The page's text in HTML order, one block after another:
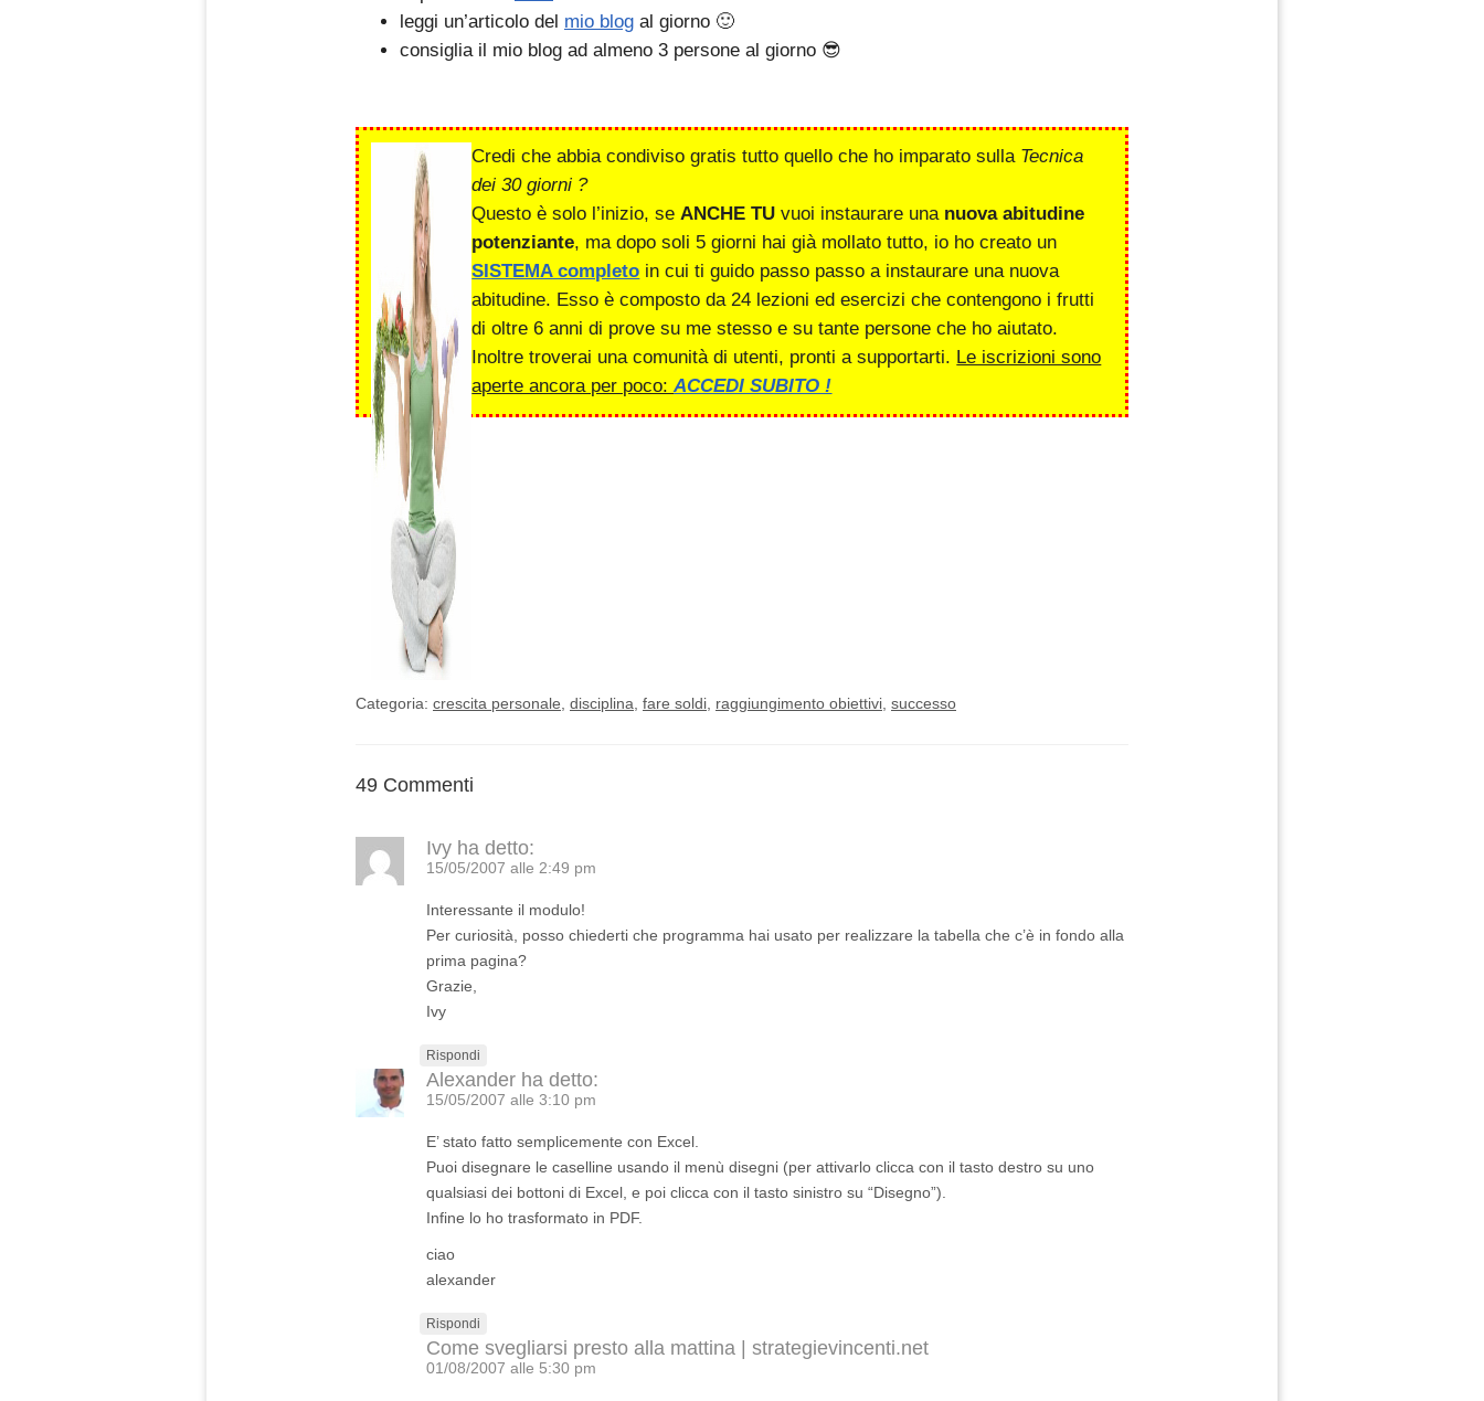
leggi un’articolo del mio blog al giorno 🙂
consiglia il mio blog ad almeno 3 persone al giorno 😎
Credi che abbia condiviso gratis tutto quello che ho imparato sulla Tecnica
dei 30 giorni ?
Questo è solo l’inizio, seANCHE TU vuoi instaurare una nuova abitudine
potenziante, ma dopo soli 5 giorni hai già mollato tutto, io ho creato un
SISTEMA completo in cui ti guido passo passo a instaurare una nuova
abitudine. Esso è composto da 24 lezioni ed esercizi che contengono i frutti
di oltre 6 anni di prove su me stesso e su tante persone che ho aiutato.
Inoltre troverai una comunità di utenti, pronti a supportarti. Le iscrizioni sono
aperte ancora per poco:ACCEDI SUBITO !
Categoria: crescita personale, disciplina, fare soldi, raggiungimento obiettivi, successo
49 Commenti
Ivy ha detto:
15/05/2007 alle 2:49 pm
Interessante il modulo!
Per curiosità, posso chiederti che programma hai usato per realizzare la tabella che c’è in fondo alla
prima pagina?
Grazie,
Ivy
Rispondi
Alexander ha detto:
15/05/2007 alle 3:10 pm
E’ stato fatto semplicemente con Excel.
Puoi disegnare le caselline usando il menù disegni (per attivarlo clicca con il tasto destro su uno
qualsiasi dei bottoni di Excel, e poi clicca con il tasto sinistro su “Disegno”).
Infine lo ho trasformato in PDF.
ciao
alexander
Rispondi
Come svegliarsi presto alla mattina | strategievincenti.net
01/08/2007 alle 5:30 pm